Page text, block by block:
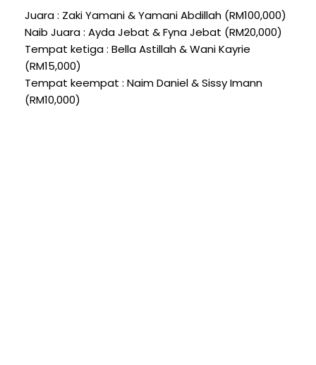
Juara : Zaki Yamani & Yamani Abdillah (RM100,000)
Naib Juara : Ayda Jebat & Fyna Jebat (RM20,000)
Tempat ketiga : Bella Astillah & Wani Kayrie
(RM15,000)
Tempat keempat : Naim Daniel & Sissy Imann
(RM10,000)